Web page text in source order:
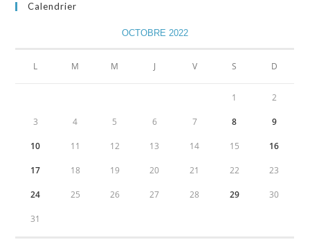
Calendrier
OCTOBRE 2022
L M M J V S D
1 2
3 4 5 6 7 8 9
10 11 12 13 14 15 16
17 18 19 20 21 22 23
24 25 26 27 28 29 30
31